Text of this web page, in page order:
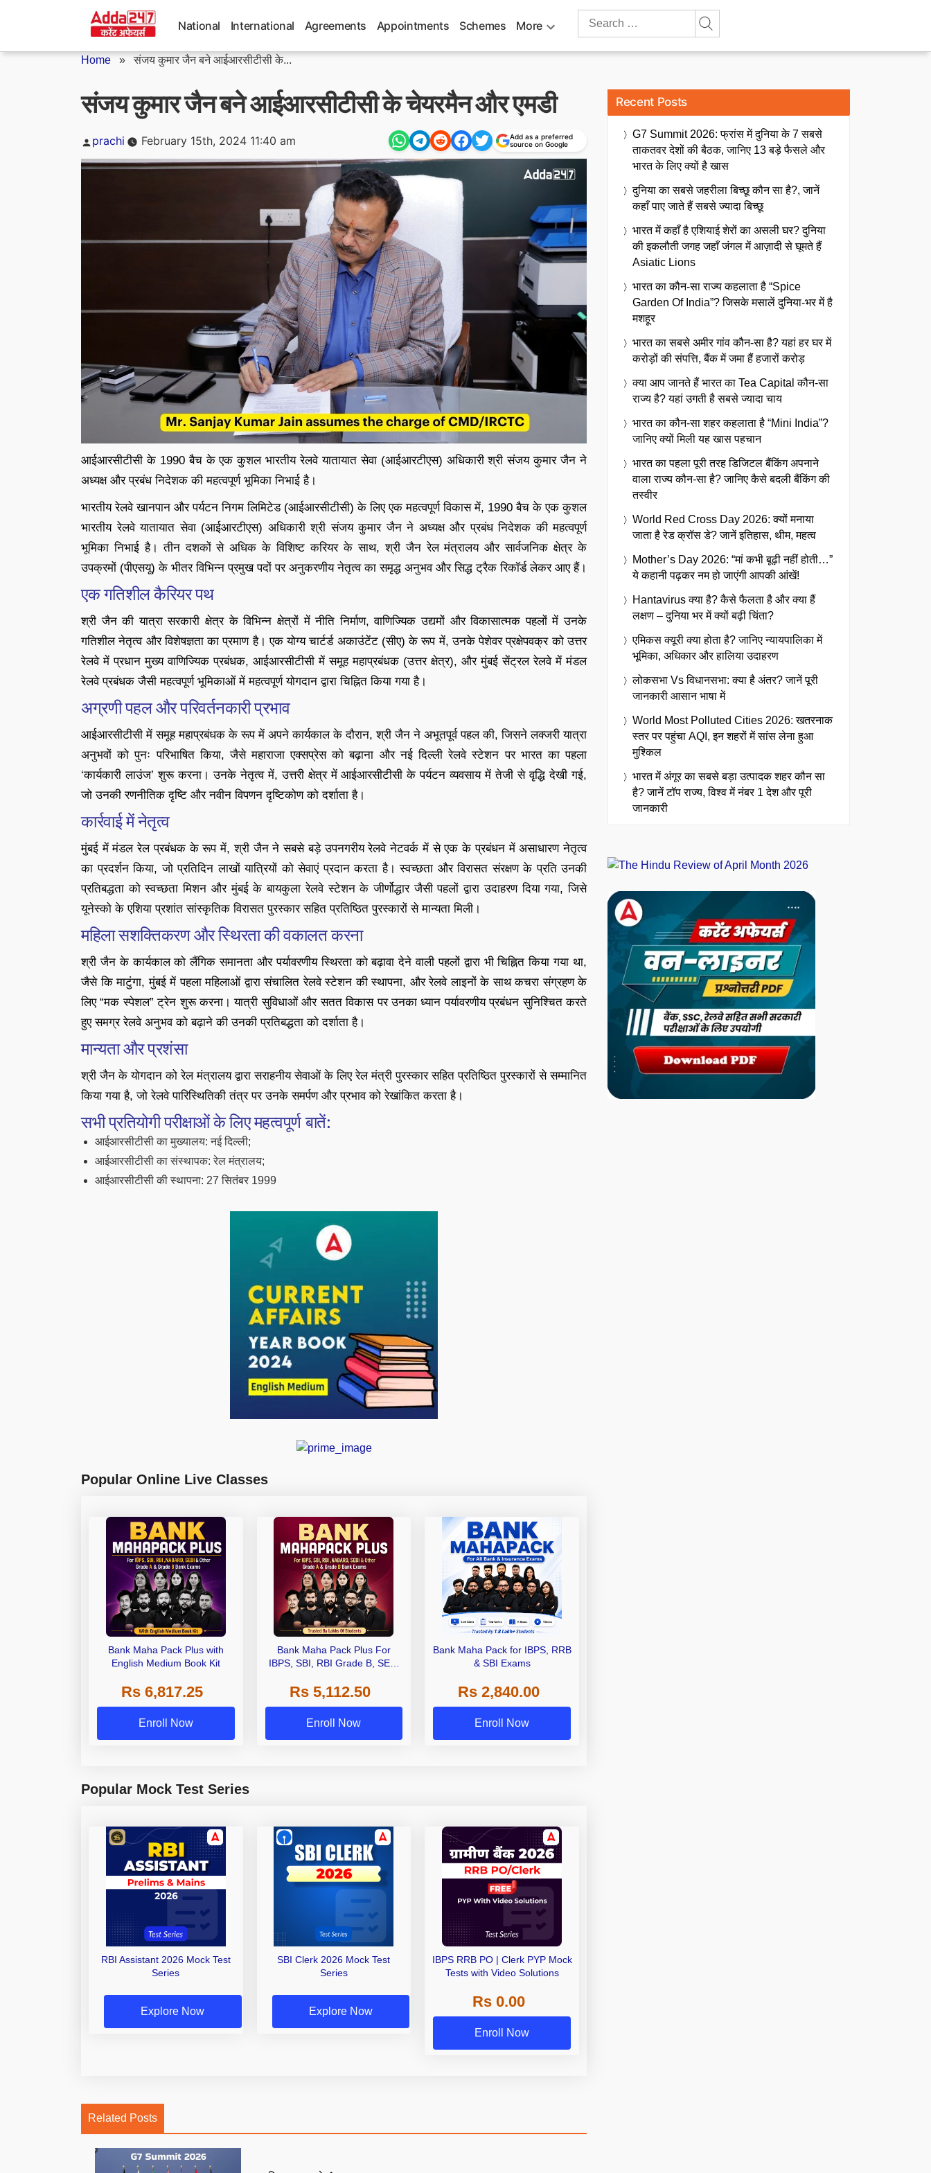
National International Agreements Appointments Schemes More
Search
Home »संजय कुमार जैन बने आईआरसीटीसी के...
संजय कुमार जैन बने आईआरसीटीसी के चेयरमैन और एमडी
Posted
by
prachi February 15th, 2024 11:40 am
Add as a preferred
source on Google
आईआरसीटीसी के 1990 बैच के एक कुशल भारतीय रेलवे यातायात सेवा (आईआरटीएस) अधिकारी श्री संजय कुमार जैन ने
अध्यक्ष और प्रबंध निदेशक की महत्वपूर्ण भूमिका निभाई है।
भारतीय रेलवे खानपान और पर्यटन निगम लिमिटेड (आईआरसीटीसी) के लिए एक महत्वपूर्ण विकास में, 1990 बैच के एक कुशल
भारतीय रेलवे यातायात सेवा (आईआरटीएस) अधिकारी श्री संजय कुमार जैन ने अध्यक्ष और प्रबंध निदेशक की महत्वपूर्ण
भूमिका निभाई है। तीन दशकों से अधिक के विशिष्ट करियर के साथ, श्री जैन रेल मंत्रालय और सार्वजनिक क्षेत्र के
उपक्रमों (पीएसयू) के भीतर विभिन्न प्रमुख पदों पर अनुकरणीय नेतृत्व का समृद्ध अनुभव और सिद्ध ट्रैक रिकॉर्ड लेकर आए हैं।
एक गतिशील कैरियर पथ
श्री जैन की यात्रा सरकारी क्षेत्र के विभिन्न क्षेत्रों में नीति निर्माण, वाणिज्यिक उद्यमों और विकासात्मक पहलों में उनके
गतिशील नेतृत्व और विशेषज्ञता का प्रमाण है। एक योग्य चार्टर्ड अकाउंटेंट (सीए) के रूप में, उनके पेशेवर प्रक्षेपवक्र को उत्तर
रेलवे में प्रधान मुख्य वाणिज्यिक प्रबंधक, आईआरसीटीसी में समूह महाप्रबंधक (उत्तर क्षेत्र), और मुंबई सेंट्रल रेलवे में मंडल
रेलवे प्रबंधक जैसी महत्वपूर्ण भूमिकाओं में महत्वपूर्ण योगदान द्वारा चिह्नित किया गया है।
अग्रणी पहल और परिवर्तनकारी प्रभाव
आईआरसीटीसी में समूह महाप्रबंधक के रूप में अपने कार्यकाल के दौरान, श्री जैन ने अभूतपूर्व पहल की, जिसने लक्जरी यात्रा
अनुभवों को पुनः परिभाषित किया, जैसे महाराजा एक्सप्रेस को बढ़ाना और नई दिल्ली रेलवे स्टेशन पर भारत का पहला
‘कार्यकारी लाउंज’ शुरू करना। उनके नेतृत्व में, उत्तरी क्षेत्र में आईआरसीटीसी के पर्यटन व्यवसाय में तेजी से वृद्धि देखी गई,
जो उनकी रणनीतिक दृष्टि और नवीन विपणन दृष्टिकोण को दर्शाता है।
कार्रवाई में नेतृत्व
मुंबई में मंडल रेल प्रबंधक के रूप में, श्री जैन ने सबसे बड़े उपनगरीय रेलवे नेटवर्क में से एक के प्रबंधन में असाधारण नेतृत्व
का प्रदर्शन किया, जो प्रतिदिन लाखों यात्रियों को सेवाएं प्रदान करता है। स्वच्छता और विरासत संरक्षण के प्रति उनकी
प्रतिबद्धता को स्वच्छता मिशन और मुंबई के बायकुला रेलवे स्टेशन के जीर्णोद्धार जैसी पहलों द्वारा उदाहरण दिया गया, जिसे
यूनेस्को के एशिया प्रशांत सांस्कृतिक विरासत पुरस्कार सहित प्रतिष्ठित पुरस्कारों से मान्यता मिली।
महिला सशक्तिकरण और स्थिरता की वकालत करना
श्री जैन के कार्यकाल को लैंगिक समानता और पर्यावरणीय स्थिरता को बढ़ावा देने वाली पहलों द्वारा भी चिह्नित किया गया था,
जैसे कि माटुंगा, मुंबई में पहला महिलाओं द्वारा संचालित रेलवे स्टेशन की स्थापना, और रेलवे लाइनों के साथ कचरा संग्रहण के
लिए “मक स्पेशल” ट्रेन शुरू करना। यात्री सुविधाओं और सतत विकास पर उनका ध्यान पर्यावरणीय प्रबंधन सुनिश्चित करते
हुए समग्र रेलवे अनुभव को बढ़ाने की उनकी प्रतिबद्धता को दर्शाता है।
मान्यता और प्रशंसा
श्री जैन के योगदान को रेल मंत्रालय द्वारा सराहनीय सेवाओं के लिए रेल मंत्री पुरस्कार सहित प्रतिष्ठित पुरस्कारों से सम्मानित
किया गया है, जो रेलवे पारिस्थितिकी तंत्र पर उनके समर्पण और प्रभाव को रेखांकित करता है।
सभी प्रतियोगी परीक्षाओं के लिए महत्वपूर्ण बातें:
आईआरसीटीसी का मुख्यालय: नई दिल्ली;
आईआरसीटीसी का संस्थापक: रेल मंत्रालय;
आईआरसीटीसी की स्थापना: 27 सितंबर 1999
Popular Online Live Classes
Bank Maha Pack Plus with
English Medium Book Kit
Rs 6,817.25
Enroll Now
Bank Maha Pack Plus For
IBPS, SBI, RBI Grade B, SEBI
Other Grade A & Grade B Bank
Exams
Rs 5,112.50
Enroll Now
Bank Maha Pack for IBPS, RRB
& SBI Exams
Rs 2,840.00
Enroll Now
Popular Mock Test Series
RBI Assistant 2026 Mock Test
Series
Explore Now
SBI Clerk 2026 Mock Test
Series
Explore Now
IBPS RRB PO | Clerk PYP Mock
Tests with Video Solutions
Rs 0.00
Enroll Now
Related Posts
Recent Posts
G7 Summit 2026: फ्रांस में दुनिया के 7 सबसे
ताकतवर देशों की बैठक, जानिए 13 बड़े फैसले और
भारत के लिए क्यों है खास
दुनिया का सबसे जहरीला बिच्छू कौन सा है?, जानें
कहाँ पाए जाते हैं सबसे ज्यादा बिच्छू
भारत में कहाँ है एशियाई शेरों का असली घर? दुनिया
की इकलौती जगह जहाँ जंगल में आज़ादी से घूमते हैं
Asiatic Lions
भारत का कौन-सा राज्य कहलाता है “Spice
Garden Of India”? जिसके मसालें दुनिया-भर में है
मशहूर
भारत का सबसे अमीर गांव कौन-सा है? यहां हर घर में
करोड़ों की संपत्ति, बैंक में जमा हैं हजारों करोड़
क्या आप जानते हैं भारत का Tea Capital कौन-सा
राज्य है? यहां उगती है सबसे ज्यादा चाय
भारत का कौन-सा शहर कहलाता है “Mini India”?
जानिए क्यों मिली यह खास पहचान
भारत का पहला पूरी तरह डिजिटल बैंकिंग अपनाने
वाला राज्य कौन-सा है? जानिए कैसे बदली बैंकिंग की
तस्वीर
World Red Cross Day 2026: क्यों मनाया
जाता है रेड क्रॉस डे? जानें इतिहास, थीम, महत्व
Mother’s Day 2026: “मां कभी बूढ़ी नहीं होती…”
ये कहानी पढ़कर नम हो जाएंगी आपकी आंखें!
Hantavirus क्या है? कैसे फैलता है और क्या हैं
लक्षण – दुनिया भर में क्यों बढ़ी चिंता?
एमिकस क्यूरी क्या होता है? जानिए न्यायपालिका में
भूमिका, अधिकार और हालिया उदाहरण
लोकसभा Vs विधानसभा: क्या है अंतर? जानें पूरी
जानकारी आसान भाषा में
World Most Polluted Cities 2026: खतरनाक
स्तर पर पहुंचा AQI, इन शहरों में सांस लेना हुआ
मुश्किल
भारत में अंगूर का सबसे बड़ा उत्पादक शहर कौन सा
है? जानें टॉप राज्य, विश्व में नंबर 1 देश और पूरी
जानकारी